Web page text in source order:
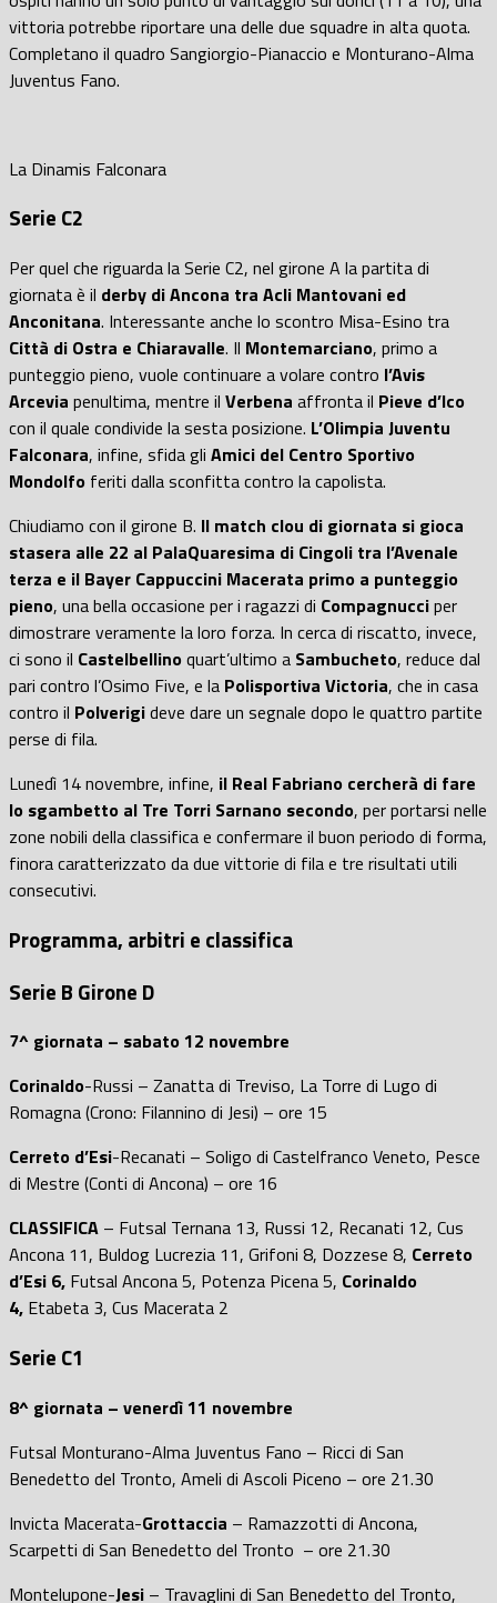
vittoria potrebbe riportare una delle due squadre in alta quota.
Completano il quadro Sangiorgio-Pianaccio e Monturano-Alma
Juventus Fano.
La Dinamis Falconara
Serie C2
Per quel che riguarda la Serie C2, nel girone A la partita di
giornata è il derby di Ancona tra Acli Mantovani ed
Anconitana. Interessante anche lo scontro Misa-Esino tra
Città di Ostra e Chiaravalle. Il Montemarciano, primo a
punteggio pieno, vuole continuare a volare contro l’Avis
Arcevia penultima, mentre il Verbena affronta il Pieve d’Ico
con il quale condivide la sesta posizione. L’Olimpia Juventu
Falconara, infine, sfida gli Amici del Centro Sportivo
Mondolfo feriti dalla sconfitta contro la capolista.
Chiudiamo con il girone B. Il match clou di giornata si gioca
stasera alle 22 al PalaQuaresima di Cingoli tra l’Avenale
terza e il Bayer Cappuccini Macerata primo a punteggio
pieno, una bella occasione per i ragazzi di Compagnucciper
dimostrare veramente la loro forza. In cerca di riscatto, invece,
ci sono il Castelbellinoquart’ultimo a Sambucheto, reduce dal
pari contro l’Osimo Five, e la Polisportiva Victoria, che in casa
contro il Polverigideve dare un segnale dopo le quattro partite
perse di fila.
Lunedì 14 novembre, infine, il Real Fabriano cercherà di fare
lo sgambetto al Tre Torri Sarnano secondo, per portarsi nelle
zone nobili della classifica e confermare il buon periodo di forma,
finora caratterizzato da due vittorie di fila e tre risultati utili
consecutivi.
Programma, arbitri e classifica
Serie B Girone D
7^ giornata – sabato 12 novembre
Corinaldo-Russi – Zanatta di Treviso, La Torre di Lugo di
Romagna (Crono: Filannino di Jesi) – ore 15
Cerreto d’Esi-Recanati – Soligo di Castelfranco Veneto, Pesce
di Mestre (Conti di Ancona) – ore 16
CLASSIFICA – Futsal Ternana 13, Russi 12, Recanati 12, Cus
Ancona 11, Buldog Lucrezia 11, Grifoni 8, Dozzese 8, Cerreto
d’Esi 6, Futsal Ancona 5, Potenza Picena 5, Corinaldo
4, Etabeta 3, Cus Macerata 2
Serie C1
8^ giornata – venerdì 11 novembre
Futsal Monturano-Alma Juventus Fano – Ricci di San
Benedetto del Tronto, Ameli di Ascoli Piceno – ore 21.30
Invicta Macerata-Grottaccia – Ramazzotti di Ancona,
Scarpetti di San Benedetto del Tronto – ore 21.30
Montelupone-Jesi – Travaglini di San Benedetto del Tronto,